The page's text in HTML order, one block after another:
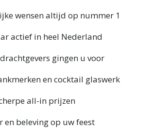
wensen altijd op nummer 1
actief in heel Nederland
gingen u voor
en cocktail glaswerk
all-in prijzen
en beleving op uw feest